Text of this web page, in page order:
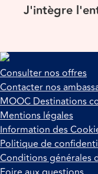
J'intègre
Consulter nos offres
Contacter nos
MOOC Destinations
Mentions légales
Information des
Politique de
Conditions générales